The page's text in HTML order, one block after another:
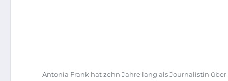
Antonia Frank hat zehn Jahre lang als Journalistin